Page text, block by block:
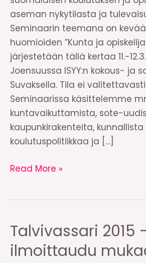
aseman nykytilasta ja
Seminaarin teemana on
huomioiden ”Kunta ja
järjestetään tällä kertaa 11.-
Joensuussa ISYY:n kokous- ja
Suvaksella. Tila ei
Seminaarissa käsittelemme
kuntavaikuttamista, sote-
kaupunkirakenteita, kunnallista
koulutuspolitiikkaa ja […]
Talvivassari
Read More »
Talvivassari 2015
ilmoittaudu